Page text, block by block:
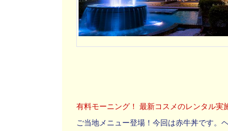
有料モーニング！ 最新コスメのレンタル実
ご当地メニュー登場！今回は赤牛丼です。